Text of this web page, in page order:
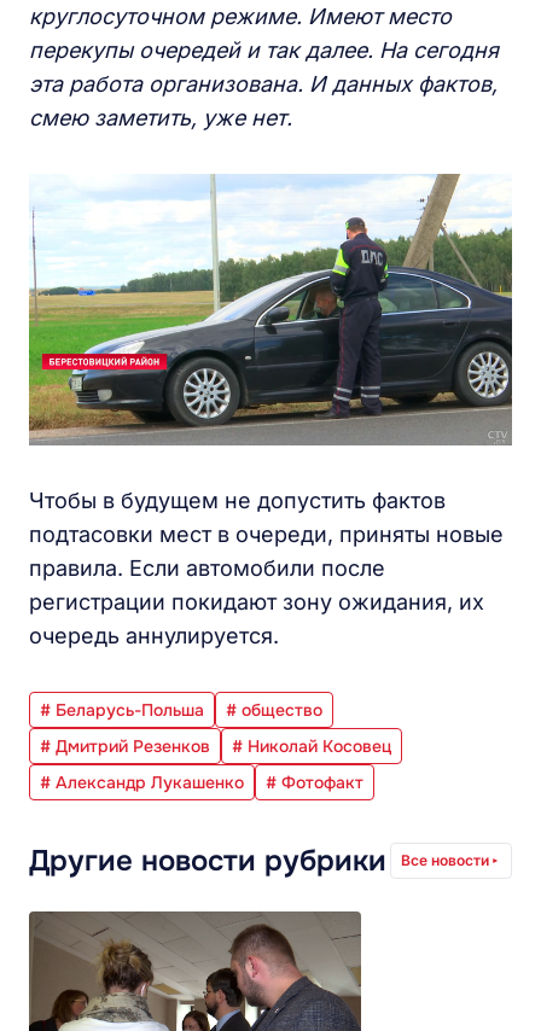
круглосуточном режиме. Имеют место
перекупы очередей и так далее. На сегодня
эта работа организована. Иданных фактов,
смею заметить, уже нет.
Чтобы в будущем не допустить фактов
подтасовки мест в очереди, приняты новые
правила. Если автомобили после
регистрации покидают зону ожидания, их
очередь аннулируется.
# Беларусь-Польша
# общество
# Дмитрий Резенков
# Николай Косовец
# Александр Лукашенко
# Фотофакт
Другие новости рубрики Все новости